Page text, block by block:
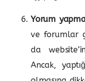
Yorum
ve forumlar
da
Ancak,